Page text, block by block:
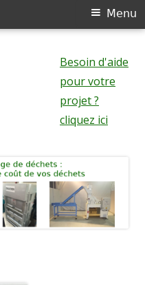
Besoin d'aide
pour votre
projet ?
cliquez ici
Menu